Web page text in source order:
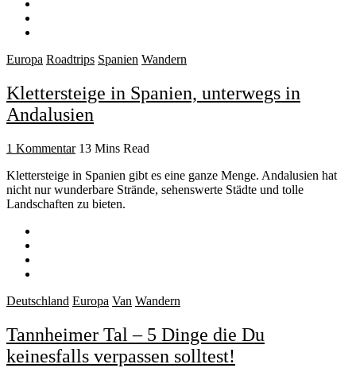
Europa Roadtrips Spanien Wandern
Klettersteige in Spanien, unterwegs in
Andalusien
1 Kommentar 13 Mins Read
Klettersteige in Spanien gibt es eine ganze Menge. Andalusien hat
nicht nur wunderbare Strände, sehenswerte Städte und tolle
Landschaften zu bieten.
Deutschland Europa Van Wandern
Tannheimer Tal – 5 Dinge die Du
keinesfalls verpassen solltest!